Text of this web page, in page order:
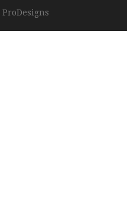
ProDesigns